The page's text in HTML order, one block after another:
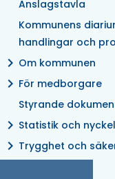
Anslagstavla
Kommunens
handlingar och
chevron_right Om kommunen
chevron_right För medborgare
Styrande
chevron_right Statistik och
chevron_right Trygghet och